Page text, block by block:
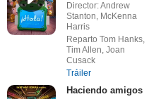
Director: Andrew
Stanton, McKenna
Harris
Reparto Tom Hanks,
Tim Allen, Joan
Cusack
Tráiler
Haciendo amigos